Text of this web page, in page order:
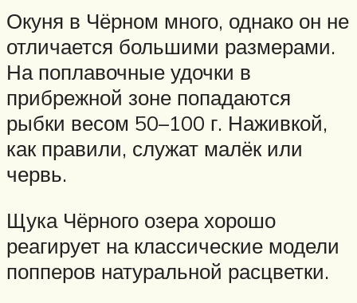
Окуня в Чёрном много, однако он не
отличается большими размерами.
На поплавочные удочки в
прибрежной зоне попадаются
рыбки весом 50–100 г. Наживкой,
как правили, служат малёк или
червь.
Щука Чёрного озера хорошо
реагирует на классические модели
попперов натуральной расцветки.